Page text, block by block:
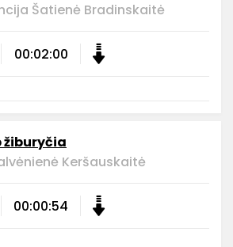
Šatienė Bradinskaitė
00:02:00
žiburyčia
Keršauskaitė
00:00:54